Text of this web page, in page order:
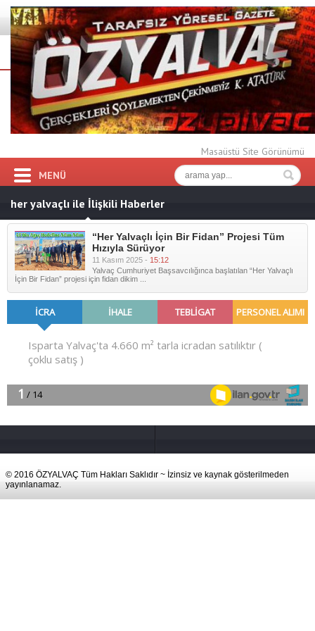
Masaüstü Site Görünümü
MENÜ
her yalvaçlı ile İlişkili Haberler
“Her Yalvaçlı İçin Bir Fidan” Projesi Tüm
Hızıyla Sürüyor
11 Kasım 2025 - 15:12
Yalvaç Cumhuriyet Başsavcılığınca başlatılan “Her Yalvaçlı
İçin Bir Fidan” projesi için fidan dikim ...
© 2016 ÖZYALVAÇ Tüm Hakları Saklıdır ~ İzinsiz ve kaynak gösterilmeden
yayınlanamaz.